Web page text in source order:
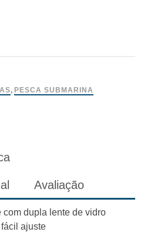
, PESCA SUBMARINA
Avaliação
com dupla lente de vidro
ajuste